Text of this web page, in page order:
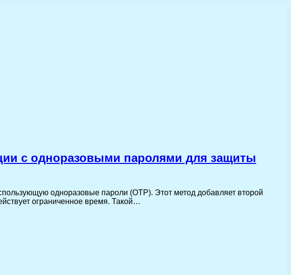
с одноразовыми паролями для защиты
одноразовые пароли (OTP). Этот метод добавляет второй
ограниченное время. Такой…